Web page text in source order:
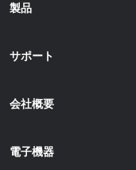
製品
サポート
会社概要
電子機器